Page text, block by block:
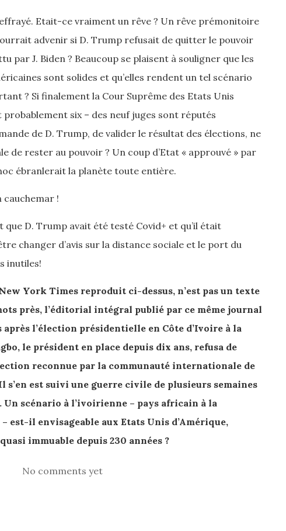
Etait-ce vraiment un rêve ? Un rêve prémonitoire
advenir si D. Trump refusait de quitter le pouvoir
par J. Biden ? Beaucoup se plaisent à souligner que les
sont solides et qu’elles rendent un tel scénario
? Si finalement la Cour Suprême des Etats Unis
probablement six – des neuf juges sont réputés
de D. Trump, de valider le résultat des élections, ne
de rester au pouvoir ? Un coup d’Etat « approuvé » par
ébranlerait la planète toute entière.
cauchemar !
que D. Trump avait été testé Covid+ et qu’il était
changer d’avis sur la distance sociale et le port du
inutiles!
York Times reproduit ci-dessus, n’est pas un texte
près, l’éditorial intégral publié par ce même journal
après l’élection présidentielle en Côte d’Ivoire à la
le président en place depuis dix ans, refusa de
reconnue par la communauté internationale de
s’en est suivi une guerre civile de plusieurs semaines
scénario à l’ivoirienne – pays africain à la
est-il envisageable aux Etats Unis d’Amérique,
immuable depuis 230 années ?
No comments yet